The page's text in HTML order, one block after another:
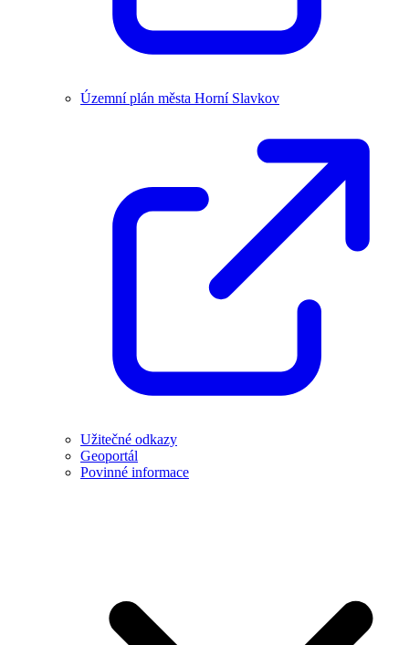
Územní plán města Horní Slavkov
Užitečné odkazy
Geoportál
Povinné informace